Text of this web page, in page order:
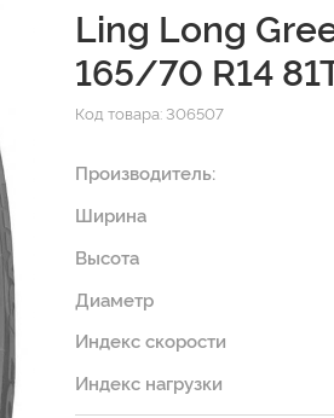
Ling Long
165/70 R14
Код товара: 306507
Производитель:
Ширина
Высота
Диаметр
Индекс скорости
Индекс нагрузки